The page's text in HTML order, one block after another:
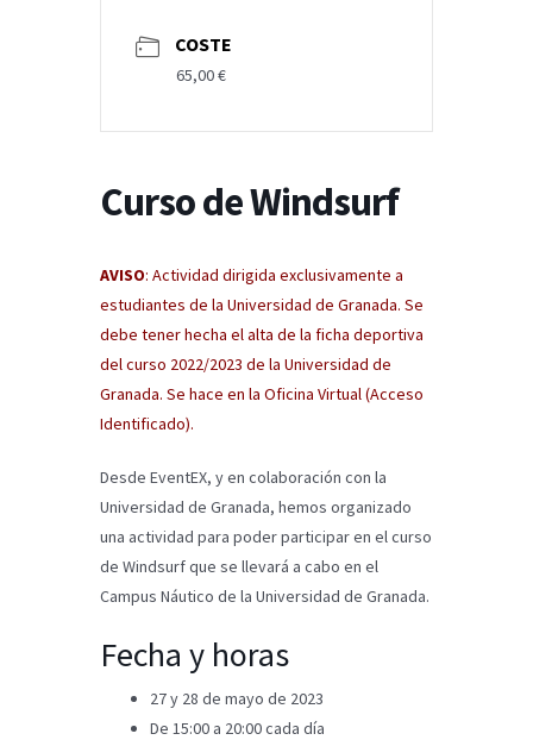
COSTE
65,00 €
Curso de Windsurf
AVISO: Actividad dirigida exclusivamente a
estudiantes de la Universidad de Granada. Se
debe tener hecha el alta de la ficha deportiva
del curso 2022/2023 de la Universidad de
Granada. Se hace en la Oficina Virtual (Acceso
Identificado).
Desde EventEX, y en colaboración con la
Universidad de Granada, hemos organizado
una actividad para poder participar en el curso
de Windsurf que se llevará a cabo en el
Campus Náutico de la Universidad de Granada.
Fecha y horas
27 y 28 de mayo de 2023
De 15:00 a 20:00 cada día